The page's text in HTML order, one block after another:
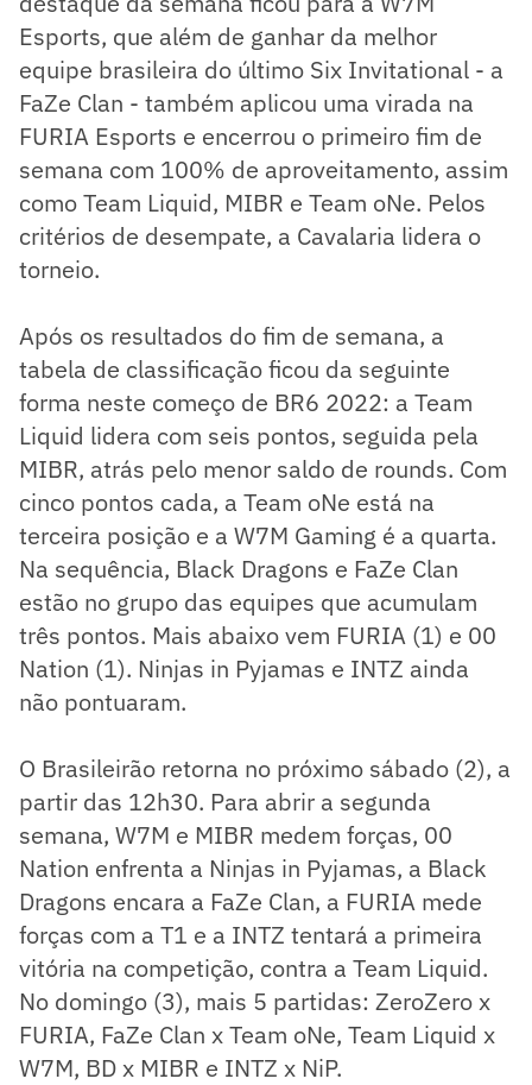
Esports, que além de ganhar da melhor
equipe brasileira do último Six Invitational - a
FaZe Clan - também aplicou uma virada na
FURIA Esports e encerrou o primeiro fim de
semana com 100% de aproveitamento, assim
como Team Liquid, MIBR e Team oNe. Pelos
critérios de desempate, a Cavalaria lidera o
torneio.
Após os resultados do fim de semana, a
tabela de classificação ficou da seguinte
forma neste começo de BR6 2022: a Team
Liquid lidera com seis pontos, seguida pela
MIBR, atrás pelo menor saldo de rounds. Com
cinco pontos cada, a Team oNe está na
terceira posição e a W7M Gaming é a quarta.
Na sequência, Black Dragons e FaZe Clan
estão no grupo das equipes que acumulam
três pontos. Mais abaixo vem FURIA (1) e 00
Nation (1). Ninjas in Pyjamas e INTZ ainda
não pontuaram.
O Brasileirão retorna no próximo sábado (2), a
partir das 12h30. Para abrir a segunda
semana, W7M e MIBR medem forças, 00
Nation enfrenta a Ninjas in Pyjamas, a Black
Dragons encara a FaZe Clan, a FURIA mede
forças com a T1 e a INTZ tentará a primeira
vitória na competição, contra a Team Liquid.
No domingo (3), mais 5 partidas: ZeroZero x
FURIA, FaZe Clan x Team oNe, Team Liquid x
W7M, BD x MIBR e INTZ x NiP.